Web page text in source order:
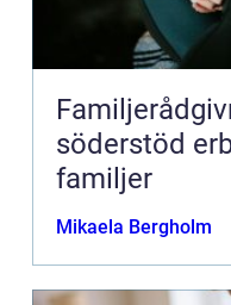
söderstöd
familjer
Mikaela Bergholm